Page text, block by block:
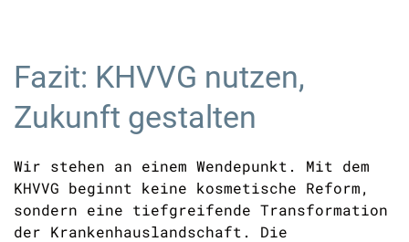
Fazit: KHVVG nutzen,
Zukunft gestalten
Wir stehen an einem Wendepunkt. Mit dem
KHVVG beginnt keine kosmetische Reform,
sondern eine tiefgreifende Transformation
der Krankenhauslandschaft. Die